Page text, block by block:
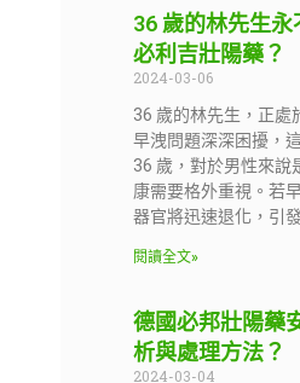
36 歲的林先生
必利吉壯陽藥？
2024-03-06
36 歲的林先生，正處
早洩問題深深困擾，
36 歲，對於男性來說
康需要格外重視。若
器官將迅速退化，引
閱讀全文»
德國必邦壯陽藥
析與處理方法？
2024-03-04